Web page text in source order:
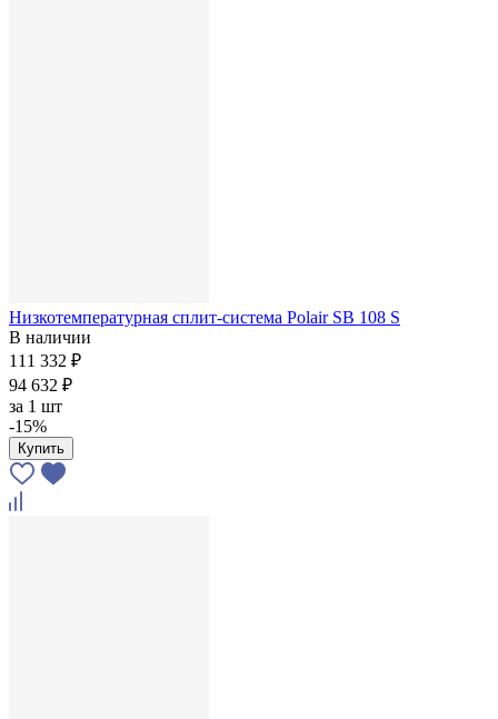
Низкотемпературная сплит-система Polair SB 108 S
В наличии
111 332 ₽
94 632 ₽
за 1 шт
-15%
Купить